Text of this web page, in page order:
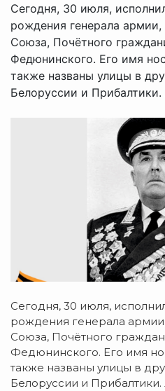
Сегодня, 30 июля,
рождения генерала армии,
Союза, Почётного
Федюнинского. Его имя
также названы улицы в
Белоруссии и Прибалтики.
Сегодня, 30 июля,
рождения генерала
Союза, Почётного
Федюнинского. Его имя
также названы улицы в
Белоруссии и